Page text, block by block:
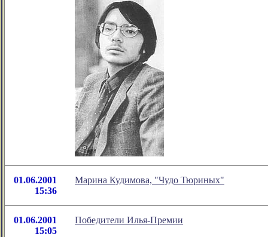
01.06.2001
15:36
Марина Кудимова, "Чудо Тюриных"
01.06.2001
15:05
Победители Илья-Премии